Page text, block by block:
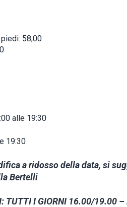
58,00
alle 19:30
19:30
a ridosso della data, si
Bertelli
TUTTI I GIORNI 16.00/19.00 –